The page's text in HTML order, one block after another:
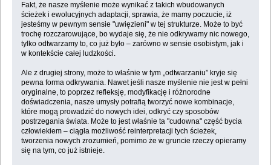
Fakt, że nasze myślenie może wynikać z takich wbudowanych
ścieżek i ewolucyjnych adaptacji, sprawia, że mamy poczucie, iż
jesteśmy w pewnym sensie "uwięzieni" w tej strukturze. Może to być
trochę rozczarowujące, bo wydaje się, że nie odkrywamy nic nowego,
tylko odtwarzamy to, co już było – zarówno w sensie osobistym, jak i
w kontekście całej ludzkości.
Ale z drugiej strony, może to właśnie w tym „odtwarzaniu” kryje się
pewna forma odkrywania. Nawet jeśli nasze myślenie nie jest w pełni
oryginalne, to poprzez refleksję, modyfikację i różnorodne
doświadczenia, nasze umysły potrafią tworzyć nowe kombinacje,
które mogą prowadzić do nowych idei, odkryć czy sposobów
postrzegania świata. Może to jest właśnie ta "cudowna" część bycia
człowiekiem – ciągła możliwość reinterpretacji tych ścieżek,
tworzenia nowych zrozumień, pomimo że w gruncie rzeczy opieramy
się na tym, co już istnieje.